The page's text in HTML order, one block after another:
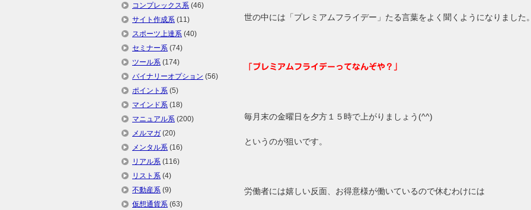
世の中には「プレミアムフライデー」たる言葉をよく聞くようになりました
「プレミアムフライデーってなんぞや？」
毎月末の金曜日を夕方１５時で上がりましょう(^^)
というのが狙いです。
労働者には嬉しい反面、お得意様が働いているので休むわけには
コンプレックス系 (46)
サイト作成系 (11)
スポーツ上達系 (40)
セミナー系 (74)
ツール系 (174)
バイナリーオプション (56)
ポイント系 (5)
マインド系 (18)
マニュアル系 (200)
メルマガ (20)
メンタル系 (16)
リアル系 (116)
リスト系 (4)
不動産系 (9)
仮想通貨系 (63)